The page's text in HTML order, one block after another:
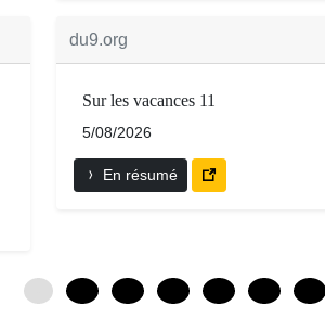
du9.org
Sur les vacances 11
5/08/2026
En résumé